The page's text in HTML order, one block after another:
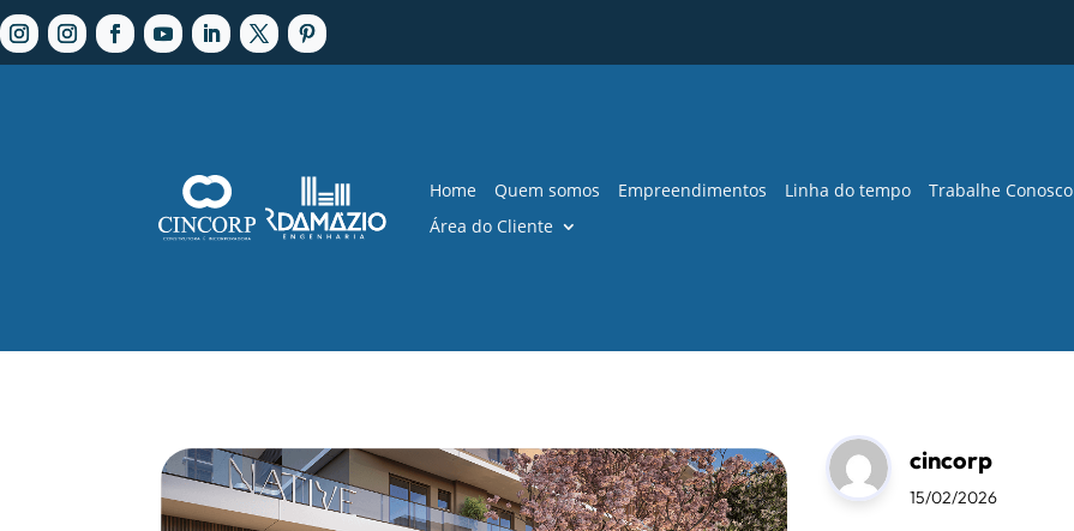
Home Quem somos Empreendimentos Linha do tempo Trabalhe Conosco
Área do Cliente
cincorp
15/02/2026